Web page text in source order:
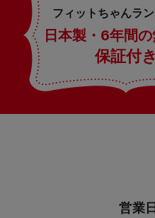
フィットちゃんラ
日本製・6年間
保証付き
営業